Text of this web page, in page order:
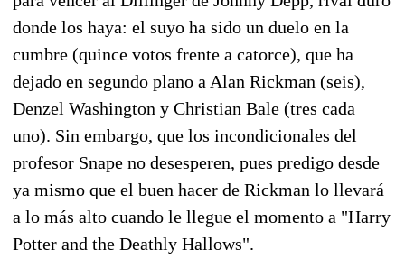
donde los haya: el suyo ha sido un duelo en la
cumbre (quince votos frente a catorce), que ha
dejado en segundo plano a Alan Rickman (seis),
Denzel Washington y Christian Bale (tres cada
uno). Sin embargo, que los incondicionales del
profesor Snape no desesperen, pues predigo desde
ya mismo que el buen hacer de Rickman lo llevará
a lo más alto cuando le llegue el momento a "Harry
Potter and the Deathly Hallows".